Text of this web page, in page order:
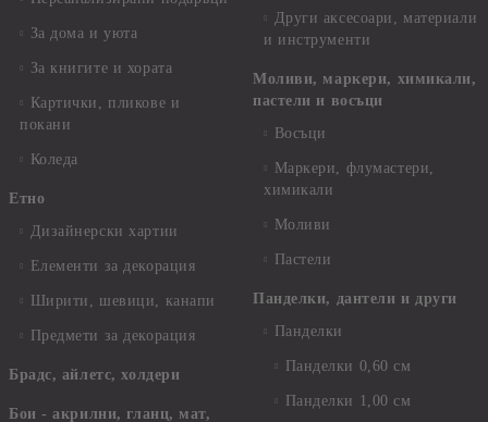
За дома и уюта
За книгите и хората
Картички, пликове и
покани
Коледа
Етно
Дизайнерски хартии
Елементи за декорация
Ширити, шевици, канапи
Предмети за декорация
Брадс, айлетс, холдери
Бои - акрилни, гланц, мат,
Други аксесоари, материали
и инструменти
Моливи, маркери, химикали,
пастели и восъци
Восъци
Маркери, флумастери,
химикали
Моливи
Пастели
Панделки, дантели и други
Панделки
Панделки 0,60 см
Панделки 1,00 см